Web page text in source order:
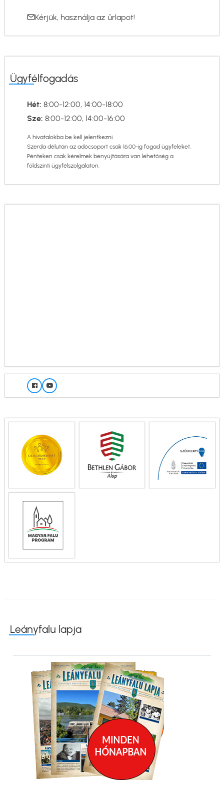
Kérjük, használja az űrlapot!
Ügyfélfogadás
Hét: 8:00-12:00, 14:00-18:00
Sze: 8:00-12:00, 14:00-16:00
A hivatalokba be kell jelentkezni.
Szerda délután az adócsoport csak 16:00-ig fogad ügyfeleket.
Pénteken csak kérelmek benyújtására van lehetőség a
földszinti ügyfélszolgálaton.
Leányfalu lapja